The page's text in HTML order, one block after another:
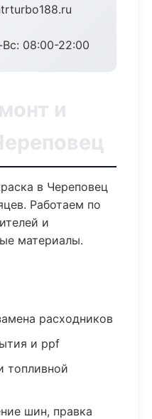
08:00-22:00
и
в Череповец
Работаем по
и
материалы.
расходников
и ppf
топливной
шин, правка